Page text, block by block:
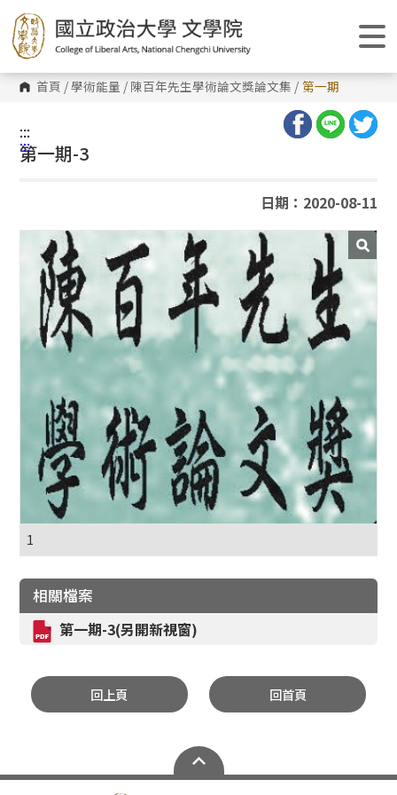
跳
到
主
要
內
容
區 首頁 /學術能量 / 陳百年先生學術論文獎論文集 / 第一期
:::
:::
第一期-3
日期：2020-08-11
1
相關檔案
第一期-3(另開新視窗)
回上頁 回首頁